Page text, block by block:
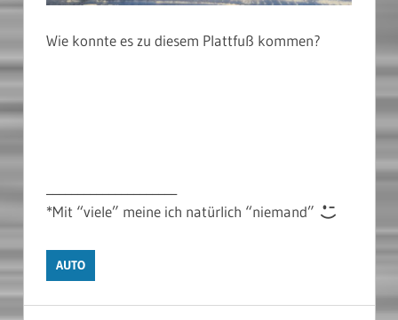
Wie konnte es zu diesem Plattfuß kommen?
*Mit “viele” meine ich natürlich “niemand”
AUTO